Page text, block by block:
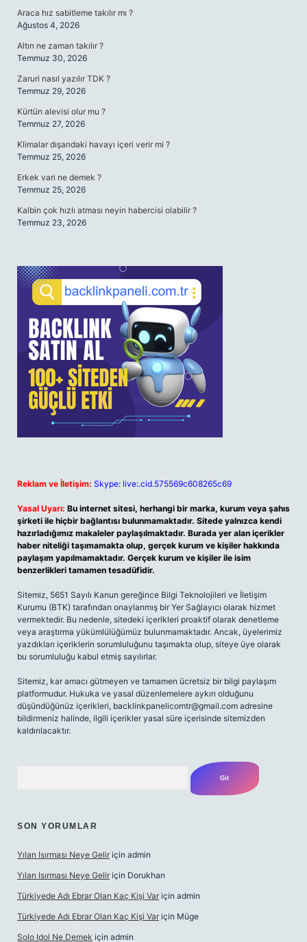
Araca hız sabitleme takılır mı ?
Ağustos 4, 2026
Altın ne zaman takılır ?
Temmuz 30, 2026
Zaruri nasıl yazılır TDK ?
Temmuz 29, 2026
Kürtün alevisi olur mu ?
Temmuz 27, 2026
Klimalar dışarıdaki havayı içeri verir mi ?
Temmuz 25, 2026
Erkek vari ne demek ?
Temmuz 25, 2026
Kalbin çok hızlı atması neyin habercisi olabilir ?
Temmuz 23, 2026
Reklam ve İletişim: Skype: live:.cid.575569c608265c69
Yasal Uyarı: Bu internet sitesi, herhangi bir marka, kurum veya şahıs
şirketi ile hiçbir bağlantısı bulunmamaktadır. Sitede yalnızca kendi
hazırladığımız makaleler paylaşılmaktadır. Burada yer alan içerikler
haber niteliği taşımamakta olup, gerçek kurum ve kişiler hakkında
paylaşım yapılmamaktadır. Gerçek kurum ve kişiler ile isim
benzerlikleri tamamen tesadüfidir.
Sitemiz, 5651 Sayılı Kanun gereğince Bilgi Teknolojileri ve İletişim
Kurumu (BTK) tarafından onaylanmış bir Yer Sağlayıcı olarak hizmet
vermektedir. Bu nedenle, sitedeki içerikleri proaktif olarak denetleme
veya araştırma yükümlülüğümüz bulunmamaktadır. Ancak, üyelerimiz
yazdıkları içeriklerin sorumluluğunu taşımakta olup, siteye üye olarak
bu sorumluluğu kabul etmiş sayılırlar.
Sitemiz, kar amacı gütmeyen ve tamamen ücretsiz bir bilgi paylaşım
platformudur. Hukuka ve yasal düzenlemelere aykırı olduğunu
düşündüğünüz içerikleri, backlinkpanelicomtr@gmail.com adresine
bildirmeniz halinde, ilgili içerikler yasal süre içerisinde sitemizden
kaldırılacaktır.
SON YORUMLAR
Yılan Isırması Neye Gelir için admin
Yılan Isırması Neye Gelir için Dorukhan
Türkiyede Adı Ebrar Olan Kaç Kişi Var için admin
Türkiyede Adı Ebrar Olan Kaç Kişi Var için Müge
Solo Idol Ne Demek için admin